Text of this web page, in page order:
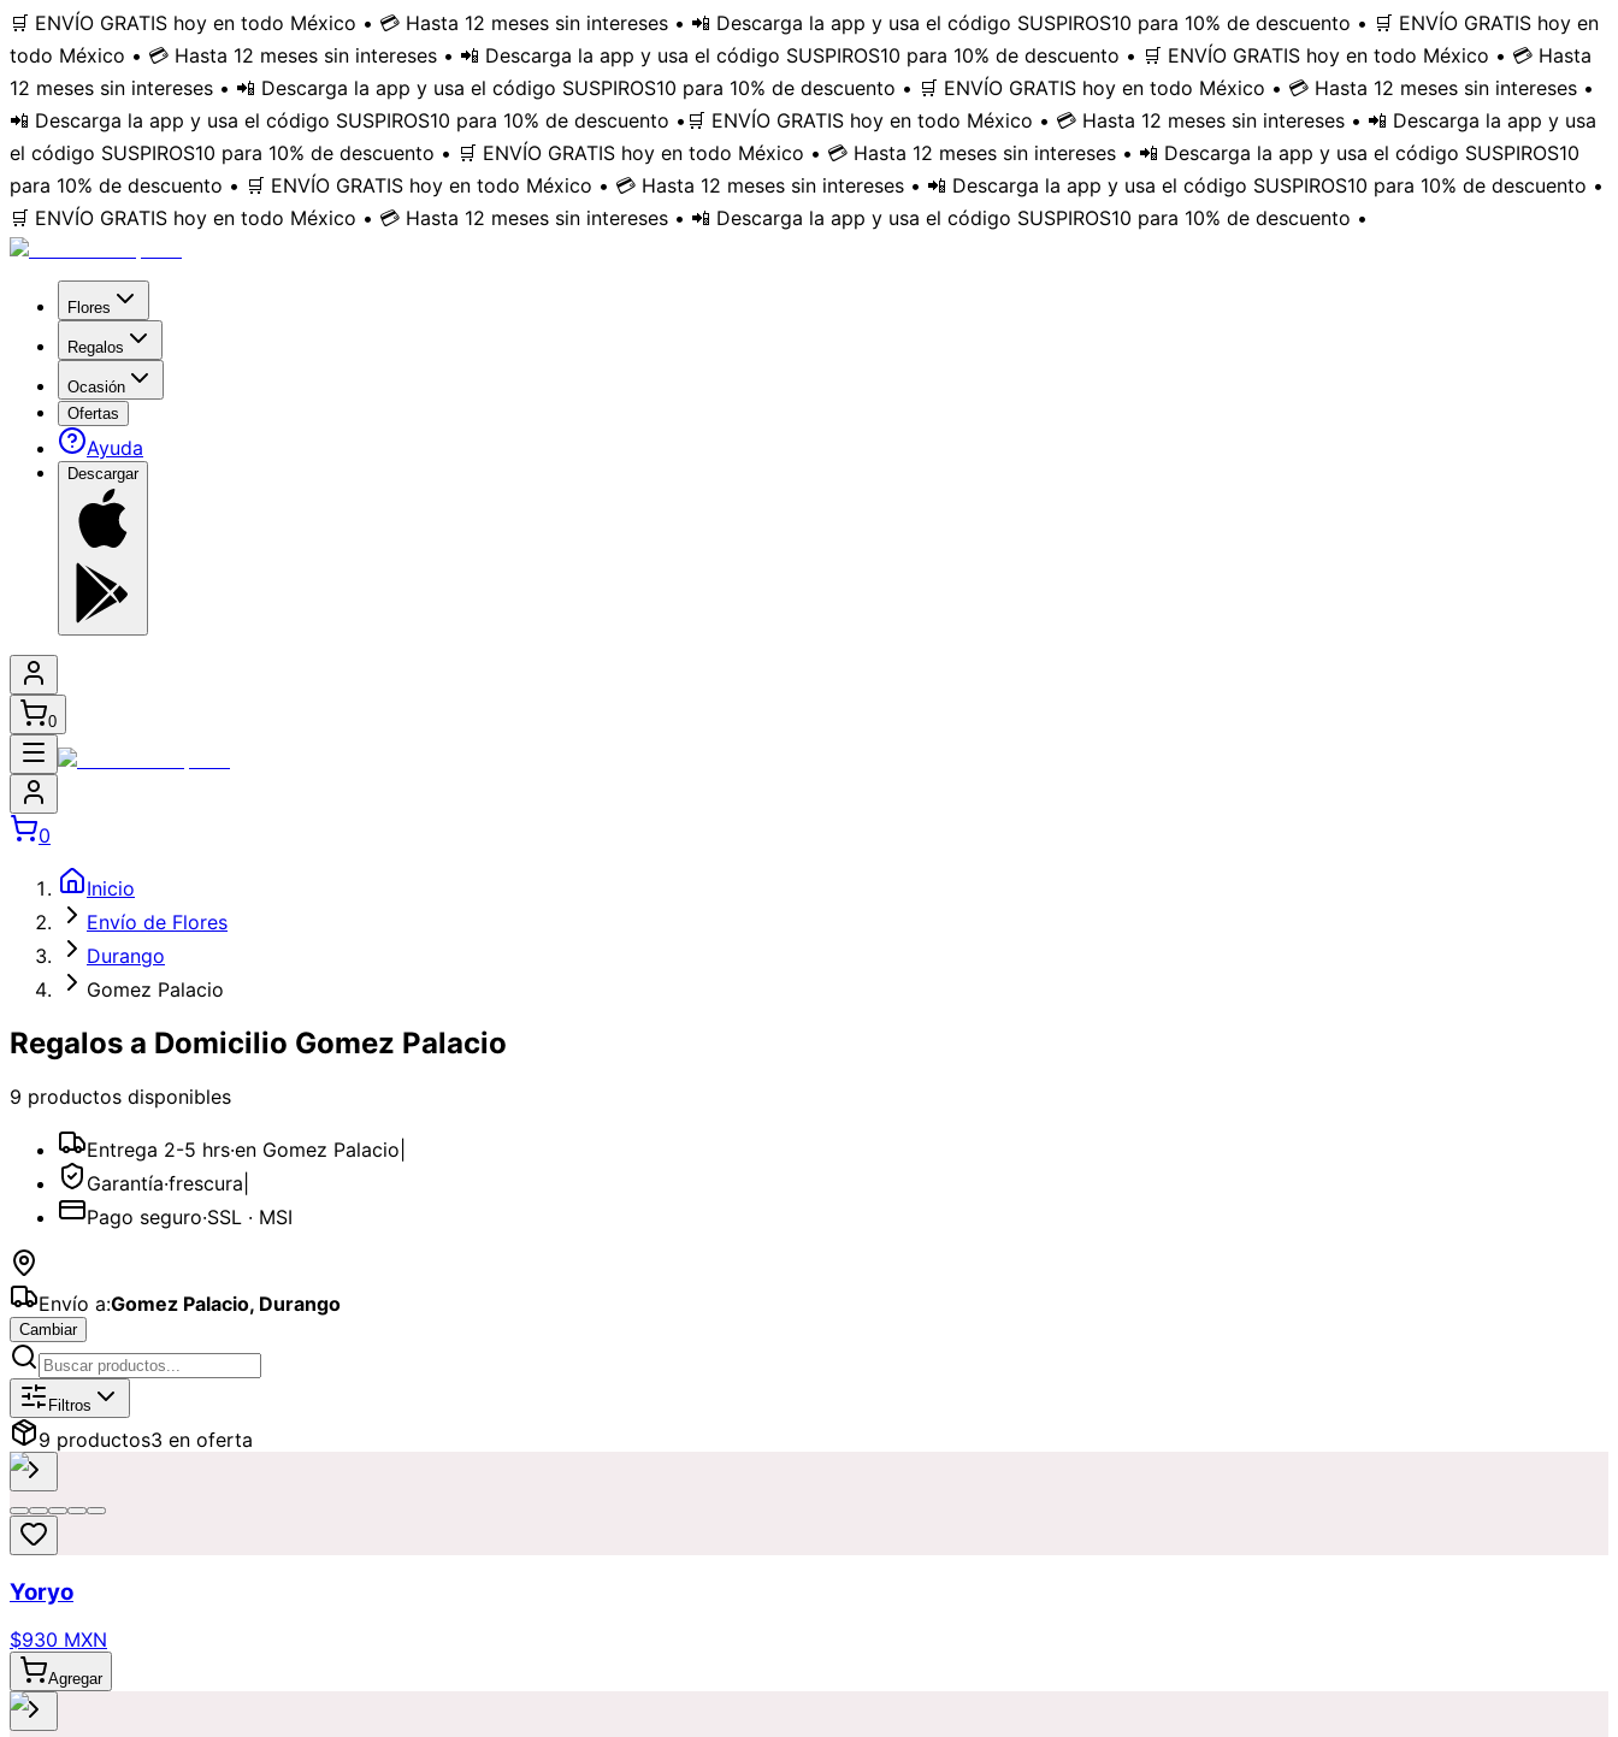
🛒 ENVÍO GRATIS hoy en todo México • 💳 Hasta 12 meses sin intereses • 📲 Descarga la app y usa el código SUSPIROS10 para 10% de descuento • 🛒 ENVÍO GRATIS hoy en
todo México • 💳 Hasta 12 meses sin intereses • 📲 Descarga la app y usa el código SUSPIROS10 para 10% de descuento • 🛒 ENVÍO GRATIS hoy en todo México • 💳 Hasta
12 meses sin intereses • 📲 Descarga la app y usa el código SUSPIROS10 para 10% de descuento • 🛒 ENVÍO GRATIS hoy en todo México • 💳 Hasta 12 meses sin intereses •
📲 Descarga la app y usa el código SUSPIROS10 para 10% de descuento • 🛒 ENVÍO GRATIS hoy en todo México • 💳 Hasta 12 meses sin intereses • 📲 Descarga la app y usa
el código SUSPIROS10 para 10% de descuento • 🛒 ENVÍO GRATIS hoy en todo México • 💳 Hasta 12 meses sin intereses • 📲 Descarga la app y usa el código SUSPIROS10
para 10% de descuento • 🛒 ENVÍO GRATIS hoy en todo México • 💳 Hasta 12 meses sin intereses • 📲 Descarga la app y usa el código SUSPIROS10 para 10% de descuento •
🛒 ENVÍO GRATIS hoy en todo México • 💳 Hasta 12 meses sin intereses • 📲 Descarga la app y usa el código SUSPIROS10 para 10% de descuento •
Flores
Regalos
Ocasión
Ofertas
Ayuda
Descargar
0
0
Inicio
Envío de Flores
Durango
Gomez Palacio
Regalos a Domicilio Gomez Palacio
9 productos disponibles
Entrega 2-5 hrs·en Gomez Palacio
Garantía·frescura
Pago seguro·SSL · MSI
Envío a:Gomez Palacio, Durango
Cambiar
Catálogo deRegalos
Filtros
9 productos3 en oferta
Yoryo
$930 MXN
Agregar